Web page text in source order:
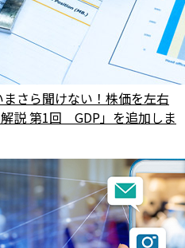
さら聞けない！株価を左右
説 第1回 GDP」を追加しま